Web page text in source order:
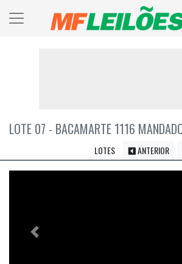
LOTE 07 - BACAMARTE 1116
LOTES ANTERIOR
Previous